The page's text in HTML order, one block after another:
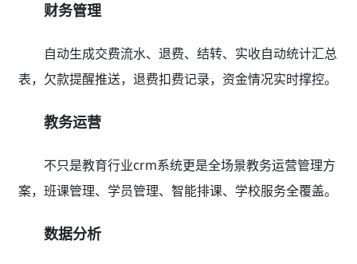
财务管理
自动生成交费流水、退费、结转、实收自动统计汇总
表，欠款提醒推送，退费扣费记录，资金情况实时撑控。
教务运营
不只是教育行业crm系统更是全场景教务运营管理方
案，班课管理、学员管理、智能排课、学校服务全覆盖。
数据分析